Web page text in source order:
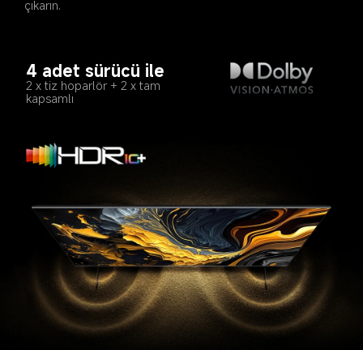
çıkarın.
4 adet sürücü ile
2 x tiz hoparlör + 2 x tam
kapsamlı